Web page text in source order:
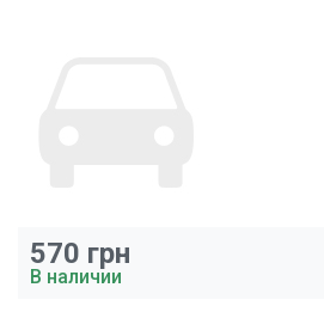
570 грн
В наличии